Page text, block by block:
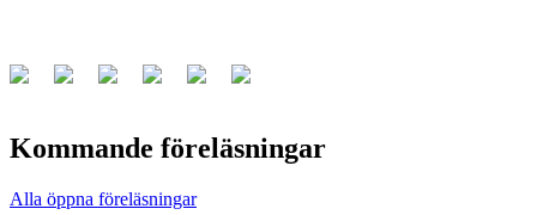
Kommande föreläsningar
Alla öppna föreläsningar